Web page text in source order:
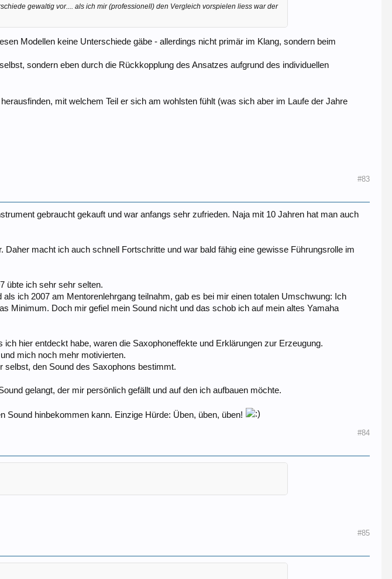
gewaltig vor.... als ich mir (professionell) den Vergleich vorspielen liess war der
Modellen keine Unterschiede gäbe - allerdings nicht primär im Klang, sondern beim
sondern eben durch die Rückkopplung des Ansatzes aufgrund des individuellen
mit welchem Teil er sich am wohlsten fühlt (was sich aber im Laufe der Jahre
#83
gebraucht gekauft und war anfangs sehr zufrieden. Naja mit 10 Jahren hat man auch
macht ich auch schnell Fortschritte und war bald fähig eine gewisse Führungsrolle im
übte ich sehr sehr selten.
ich 2007 am Mentorenlehrgang teilnahm, gab es bei mir einen totalen Umschwung: Ich
Minimum. Doch mir gefiel mein Sound nicht und das schob ich auf mein altes Yamaha
hier entdeckt habe, waren die Saxophoneffekte und Erklärungen zur Erzeugung.
mich noch mehr motivierten.
den Sound des Saxophons bestimmt.
gelangt, der mir persönlich gefällt und auf den ich aufbauen möchte.
Sound hinbekommen kann. Einzige Hürde: Üben, üben, üben!
#84
#85